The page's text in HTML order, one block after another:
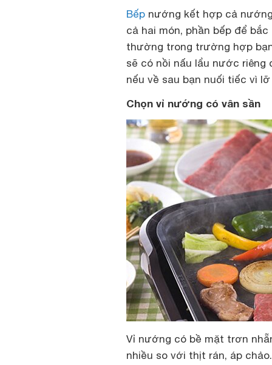
Bếp nướng kết hợp cả
cả hai món, phần bếp để
thường trong trường hợp
sẽ có nồi nấu lẩu nước riêng
nếu về sau bạn nuối tiếc vì
Chọn vỉ nướng có vân sần
Vỉ nướng có bề mặt trơn
nhiều so với thịt rán, áp